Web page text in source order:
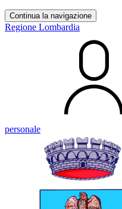
Continua la navigazione
Regione Lombardia
personale